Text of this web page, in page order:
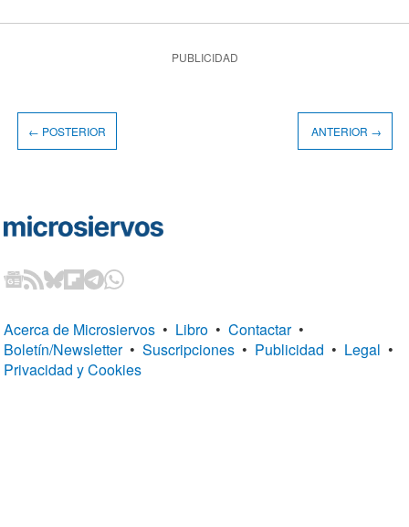
PUBLICIDAD
← POSTERIOR ANTERIOR →
Acerca de Microsiervos • Libro • Contactar •
Boletín/Newsletter • Suscripciones • Publicidad • Legal •
Privacidad y Cookies